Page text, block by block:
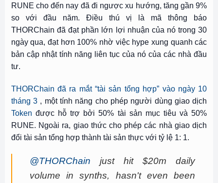
RUNE cho đến nay đã đi ngược xu hướng, tăng gần 9%
so với đầu năm. Điều thú vị là mã thông báo
THORChain đã đạt phần lớn lợi nhuận của nó trong 30
ngày qua, đạt hơn 100% nhờ việc hype xung quanh các
bản cập nhật tính năng liên tục của nó của các nhà đầu
tư.
THORChain đã ra mắt “tài sản tổng hợp” vào ngày 10
tháng 3 , một tính năng cho phép người dùng giao dịch
Token được hỗ trợ bởi 50% tài sản mục tiêu và 50%
RUNE. Ngoài ra, giao thức cho phép các nhà giao dịch
đổi tài sản tổng hợp thành tài sản thực với tỷ lệ 1: 1.
@THORChain just hit $20m daily
volume in synths, hasn't even been